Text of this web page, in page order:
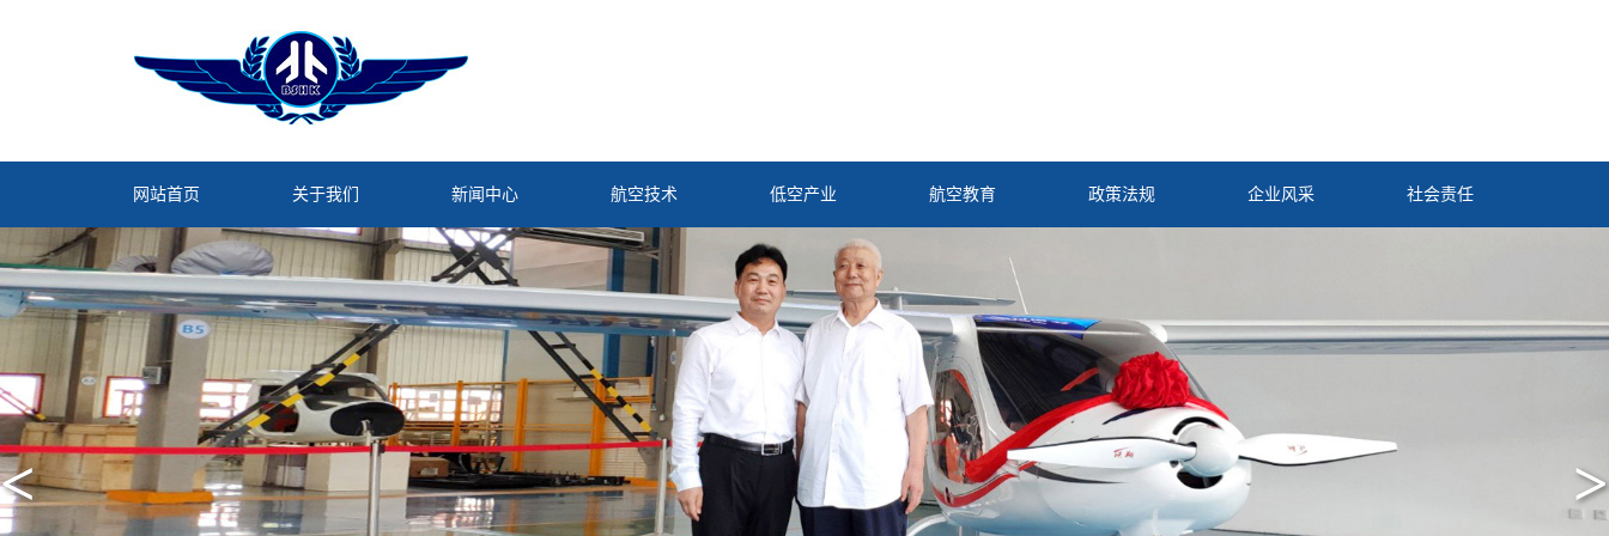
网站首页 关于我们 新闻中心 航空技术 低空产业 航空教育 政策法规 企业风采 社会责任
< >